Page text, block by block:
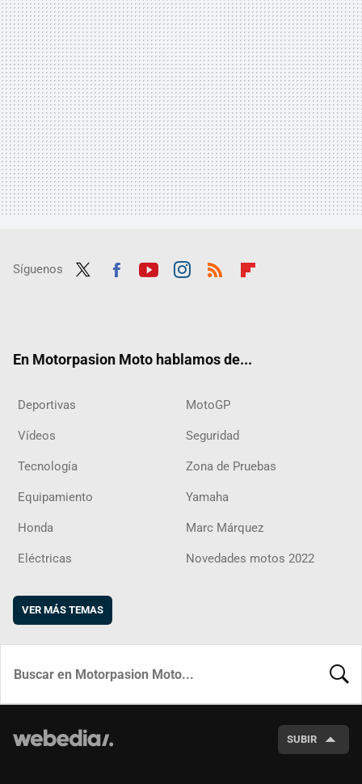
Síguenos
En Motorpasion Moto hablamos de...
Deportivas MotoGP
Vídeos Seguridad
Tecnología Zona de Pruebas
Equipamiento Yamaha
Honda Marc Márquez
Eléctricas Novedades motos 2022
VER MÁS TEMAS
SUBIR